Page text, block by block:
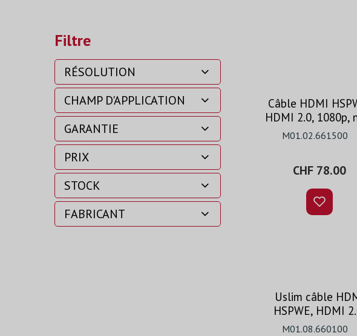
Filtre
RÉSOLUTION
CHAMP D'APPLICATION
GARANTIE
PRIX
STOCK
FABRICANT
Câble HDMI
HDMI 2.0, 1080p,
15m
M01.02.661500
CHF 78.00
Uslim câble
HSPWE, HDMI
4K@50/60, noir,
M01.08.660100